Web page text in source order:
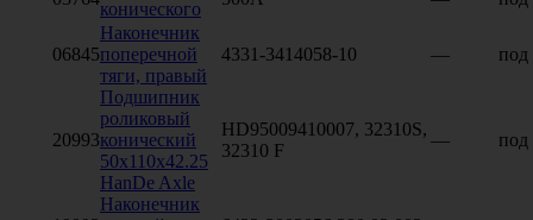
конического
06845
Наконечник
поперечной
тяги, правый
4331-3414058-10 — под
20993
Подшипник
роликовый
конический
50x110x42.25
HanDe Axle
HD95009410007, 32310S,
32310 F
— под
Наконечник